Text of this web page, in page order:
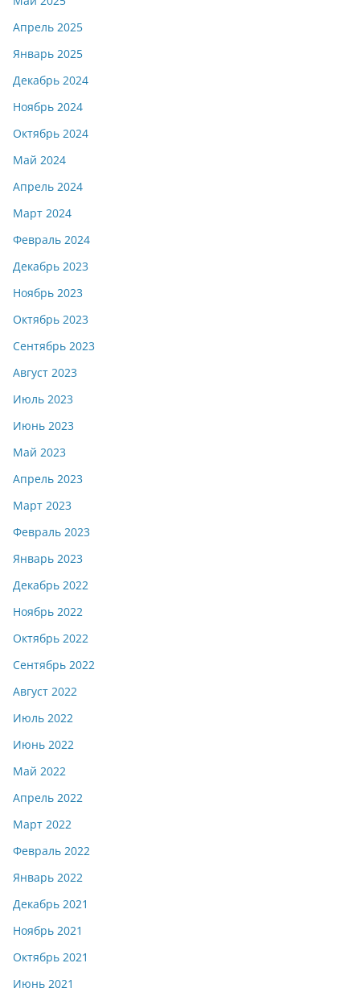
Апрель 2025
Январь 2025
Декабрь 2024
Ноябрь 2024
Октябрь 2024
Май 2024
Апрель 2024
Март 2024
Февраль 2024
Декабрь 2023
Ноябрь 2023
Октябрь 2023
Сентябрь 2023
Август 2023
Июль 2023
Июнь 2023
Май 2023
Апрель 2023
Март 2023
Февраль 2023
Январь 2023
Декабрь 2022
Ноябрь 2022
Октябрь 2022
Сентябрь 2022
Август 2022
Июль 2022
Июнь 2022
Май 2022
Апрель 2022
Март 2022
Февраль 2022
Январь 2022
Декабрь 2021
Ноябрь 2021
Октябрь 2021
Июнь 2021